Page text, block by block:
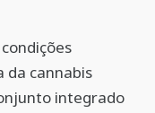
cannabis
integrado